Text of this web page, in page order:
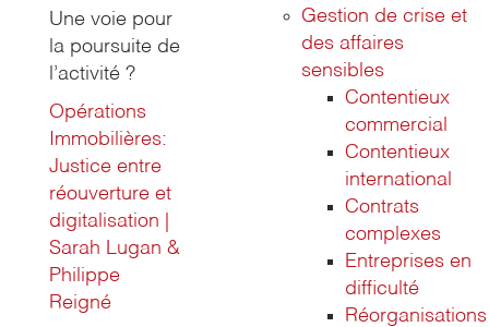
Une voie pour
la poursuite de
l’activité ?
Opérations
Immobilières:
Justice entre
réouverture et
digitalisation |
Sarah Lugan &
Philippe
Reigné
Gestion de crise et
des affaires
sensibles
Contentieux
commercial
Contentieux
international
Contrats
complexes
Entreprises en
difficulté
Réorganisations